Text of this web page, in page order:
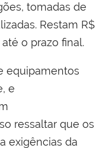
tomadas de
Restam R$
o prazo final.
equipamentos
e
ressaltar que os
exigências da